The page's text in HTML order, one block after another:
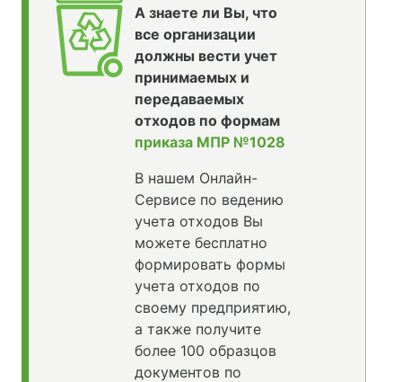
А знаете ли Вы, что
все организации
должны вести учет
принимаемых и
передаваемых
отходов по формам
приказа МПР №1028
В нашем Онлайн-
Сервисе по ведению
учета отходов Вы
можете бесплатно
формировать формы
учета отходов по
своему предприятию,
а также получите
более 100 образцов
документов по